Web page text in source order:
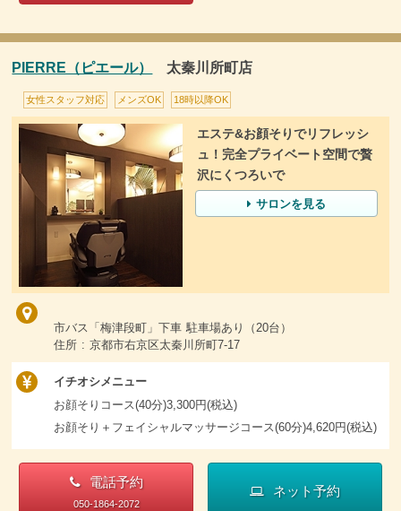
PIERRE（ピエール） 太秦川所町店
女性スタッフ対応 メンズOK 18時以降OK
エステ&お顔そりでリフレッシ
ュ！完全プライベート空間で贅
沢にくつろいで
サロンを見る
市バス「梅津段町」下車 駐車場あり（20台）
住所 : 京都市右京区太秦川所町7-17
イチオシメニュー
お顔そりコース(40分)3,300円(税込)
お顔そり＋フェイシャルマッサージコース(60分)4,620円(税込)
電話予約
050-1864-2072
ネット予約